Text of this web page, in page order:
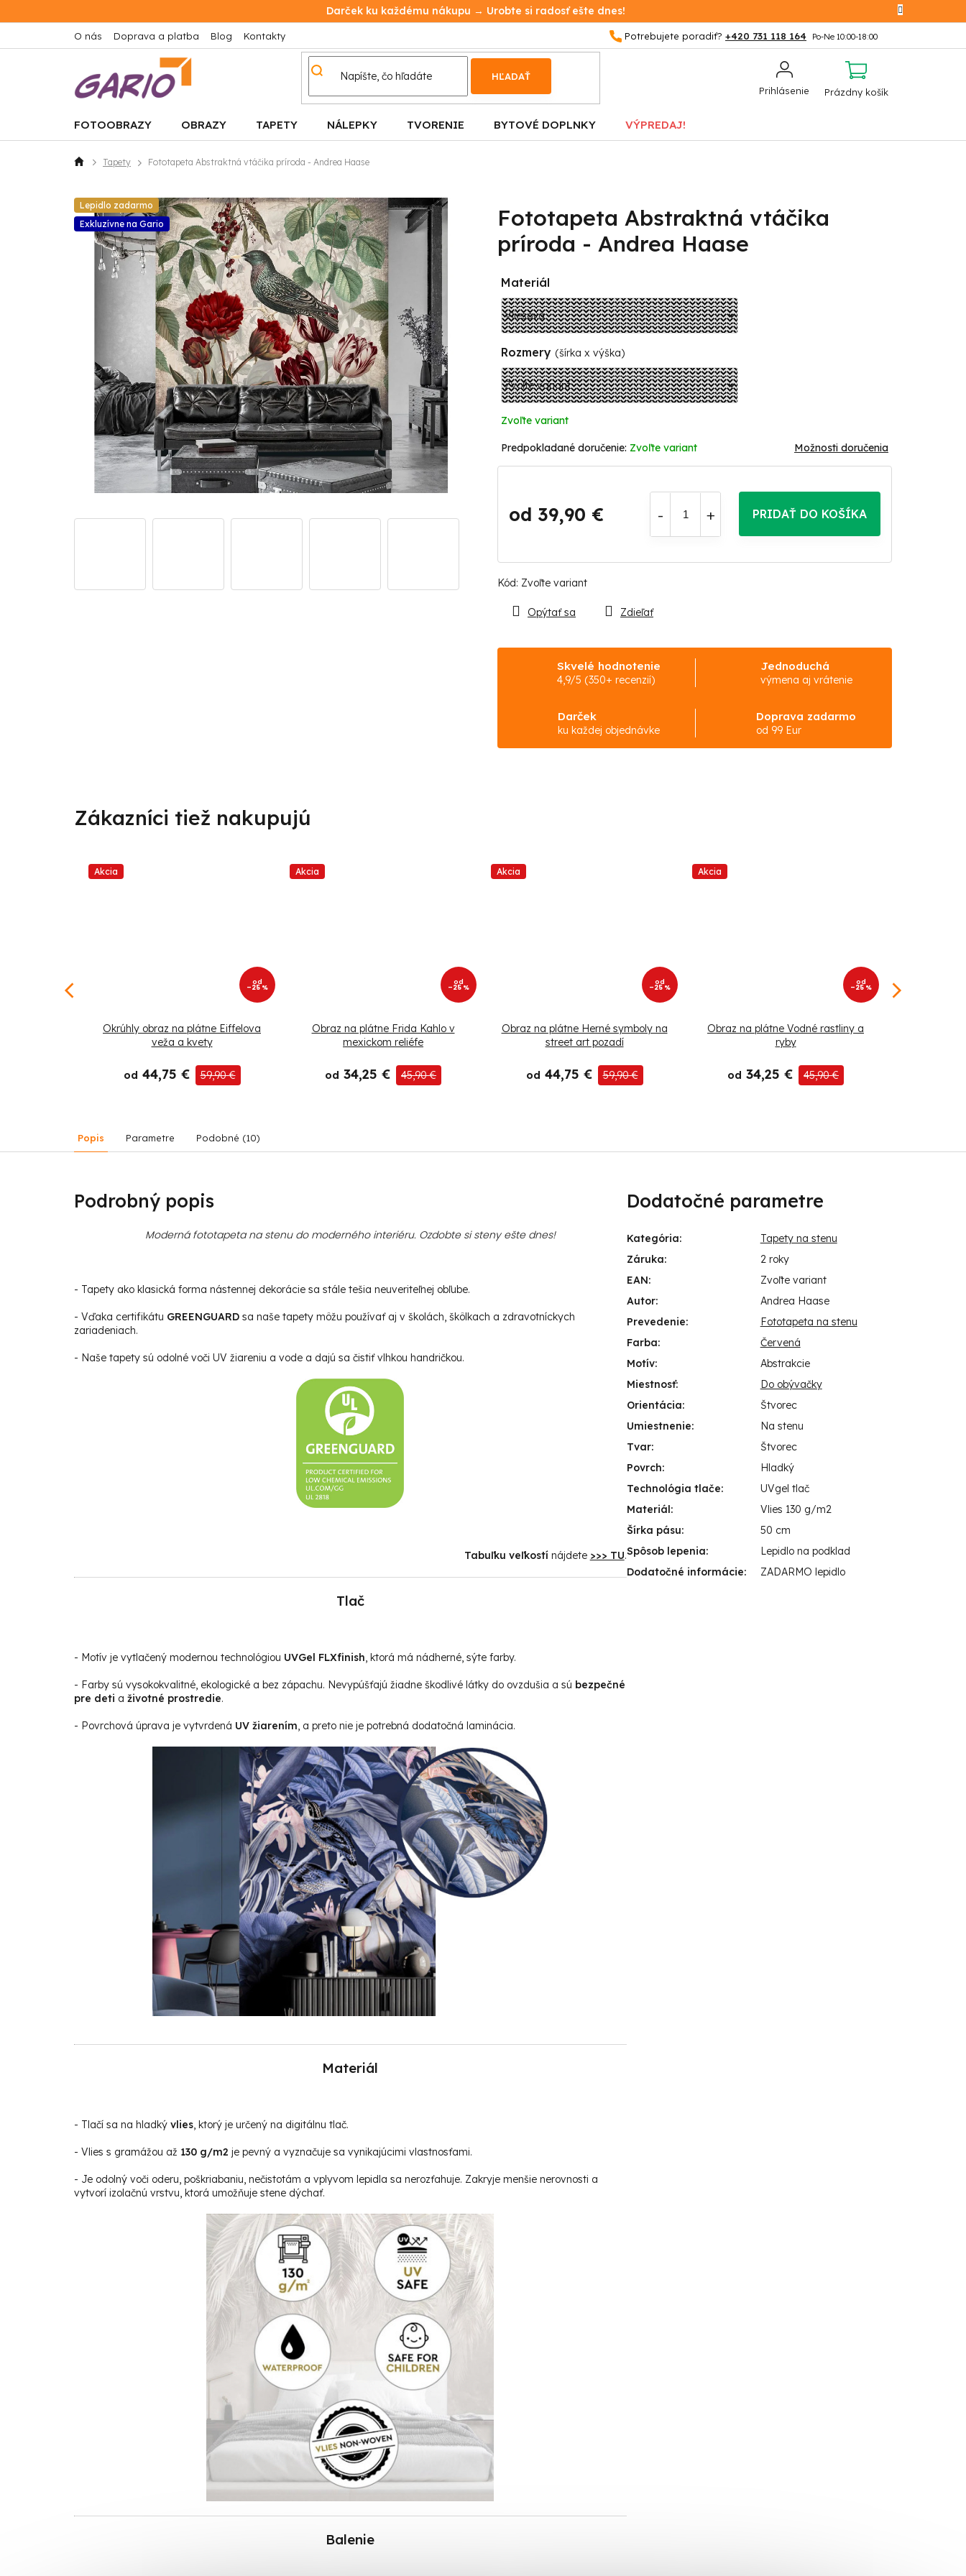
na
Darček ku každému nákupu → Urobte si radosť ešte dnes!
+420 731 118 164
O nás Doprava a platba Blog Kontakty
Prihlásenie
HĽADAŤ
NÁKUPNÝ
Prázdny košík
FOTOOBRAZY OBRAZY TAPETY NÁLEPKY TVORENIE BYTOVÉ DOPLNKY VÝPREDAJ!
DomovTapety Fototapeta Abstraktná vtáčika príroda - Andrea Haase
Lepidlo zadarmo
Exkluzívne na Gario
Fototapeta Abstraktná vtáčika
príroda - Andrea Haase
Kód: Zvoľte variant
Materiál
Rozmery (šírka x výška)
Zvoľte variant
Zvoľte variant Možnosti doručenia
od 39,90 €
Jednotková
PRIDAŤ DO KOŠÍKA
Skvelé hodnotenie
4,9/5 (350+ recenzií)
Jednoduchá
výmena aj vrátenie
Darček
ku každej objednávke
Doprava zadarmo
od 99 Eur
Opýtať sa Zdieľať
–25 %
Akcia
od
–25 %
Okrúhly obraz na plátne Eiffelova
veža a kvety
od 44,75 € 59,90 €
Akcia
od
–25 %
Obraz na plátne Frida Kahlo v
mexickom reliéfe
od 34,25 € 45,90 €
Akcia
od
–25 %
Obraz na plátne Herné symboly na
street art pozadí
od 44,75 € 59,90 €
Akcia
od
–25 %
Obraz na plátne Vodné rastliny a
ryby
od 34,25 € 45,90 €
Popis Parametre Podobné (10)
Podrobný popis
Moderná fototapeta na stenu do moderného interiéru. Ozdobte si steny ešte dnes!
- Tapety ako klasická forma nástennej dekorácie sa stále tešia neuveriteľnej obľube.
- Vďaka certifikátu GREENGUARD sa naše tapety môžu používať aj v školách, škôlkach a zdravotníckych
zariadeniach.
- Naše tapety sú odolné voči UV žiareniu a vode a dajú sa čistiť vlhkou handričkou.
Tabuľku veľkostínájdete >>> TU.
Tlač
- Motív je vytlačený modernou technológiou UVGel FLXfinish, ktorá má nádherné, sýte farby.
- Farby sú vysokokvalitné, ekologické a bez zápachu. Nevypúšťajú žiadne škodlivé látky do ovzdušia a sú bezpečné
pre deti a životné prostredie.
- Povrchová úprava je vytvrdená UV žiarením, a preto nie je potrebná dodatočná laminácia.
Materiál
- Tlačí sa na hladký vlies, ktorý je určený na digitálnu tlač.
- Vlies s gramážou až 130 g/m2 je pevný a vyznačuje sa vynikajúcimi vlastnosťami.
- Je odolný voči oderu, poškriabaniu, nečistotám a vplyvom lepidla sa nerozťahuje. Zakryje menšie nerovnosti a
vytvorí izolačnú vrstvu, ktorá umožňuje stene dýchať.
Balenie
Dodatočné parametre
Kategória:
Tapety na stenu
Záruka:
2 roky
EAN:
Zvoľte variant
Autor:
Andrea Haase
Prevedenie:
Fototapeta na stenu
Farba:
Červená
Motív:
Abstrakcie
Miestnosť:
Do obývačky
Orientácia:
Štvorec
Umiestnenie:
Na stenu
Tvar:
Štvorec
Povrch:
Hladký
Technológia tlače:
UVgel tlač
Materiál:
Vlies 130 g/m2
Šírka pásu:
50 cm
Spôsob lepenia:
Lepidlo na podklad
Dodatočné informácie: ZADARMO lepidlo